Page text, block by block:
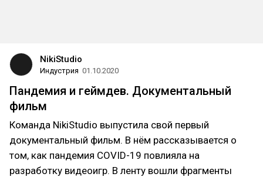
NikiStudio
Индустрия 01.10.2020
Пандемия и геймдев. Документальный
фильм
Команда NikiStudio выпустила свой первый
документальный фильм. В нём рассказывается о
том, как пандемия COVID-19 повлияла на
разработку видеоигр. В ленту вошли фрагменты